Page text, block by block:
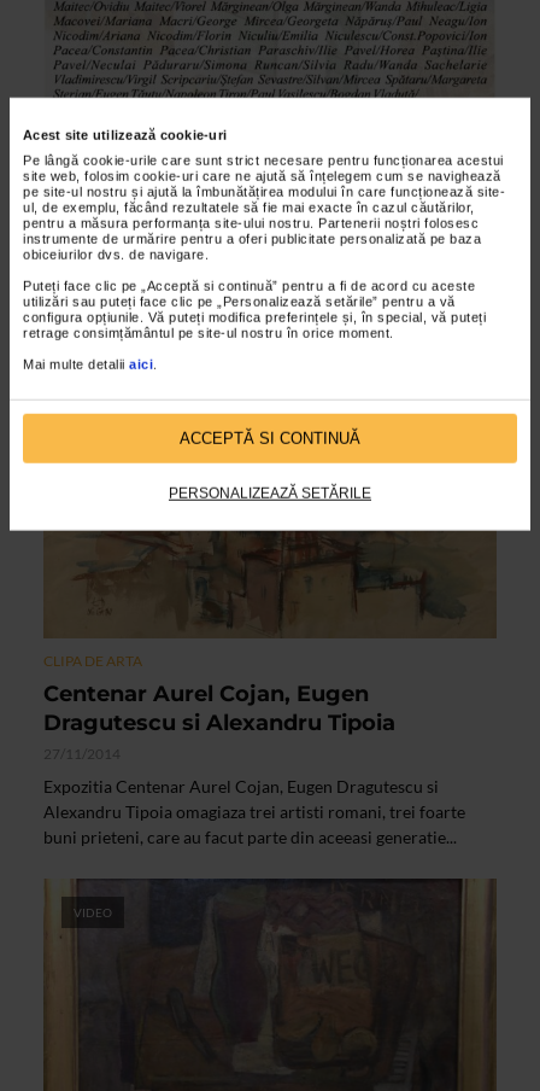
Acest site utilizează cookie-uri
Pe lângă cookie-urile care sunt strict necesare pentru funcționarea acestui
site web, folosim cookie-uri care ne ajută să înțelegem cum se navighează
pe site-ul nostru și ajută la îmbunătățirea modului în care funcționează site-
ul, de exemplu, făcând rezultatele să fie mai exacte în cazul căutărilor,
pentru a măsura performanța site-ului nostru. Partenerii noștri folosesc
instrumente de urmărire pentru a oferi publicitate personalizată pe baza
obiceiurilor dvs. de navigare.
Puteți face clic pe „Acceptă si continuă” pentru a fi de acord cu aceste
utilizări sau puteți face clic pe „Personalizează setările” pentru a vă
configura opțiunile. Vă puteți modifica preferințele și, în special, vă puteți
retrage consimțământul pe site-ul nostru în orice moment.
Mai multe detalii aici
ACCEPTĂ SI CONTINUĂ
PERSONALIZEAZĂ SETĂRILE
ALTE MATERIALE
Un vis implinit intru amintirea lui Dan
Haulica
15/09/2015
La un an de la trecerea in nefiinta a renumitului critic de arta
Dan Haulica, Centrul Cultural ArtSociety, in colaborare cu
Academia Romana, Catena pentru arta, Centrul...
VIDEO
CLIPA DE ARTA
Centenar Aurel Cojan, Eugen
Dragutescu si Alexandru Tipoia
27/11/2014
Expozitia Centenar Aurel Cojan, Eugen Dragutescu si
Alexandru Tipoia omagiaza trei artisti romani, trei foarte
buni prieteni, care au facut parte din aceeasi generatie...
VIDEO